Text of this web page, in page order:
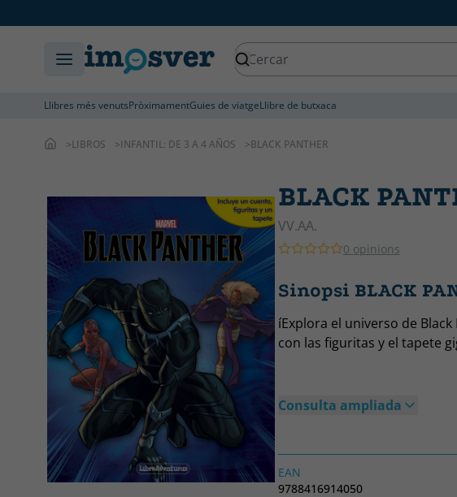
Llibres més venutsPròximamentGuies de viatgeLlibre de butxaca
LIBROS INFANTIL: DE 3 A 4 AÑOS BLACK PANTHER
BLACK
VV.AA.
0 opinions
Sinopsi BLACK
íExplora el universo de
con las figuritas y el tapete
Consulta ampliada
EAN
9788416914050